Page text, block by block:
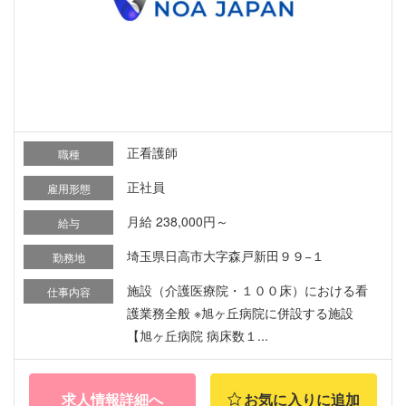
職種 正看護師
雇用形態 正社員
給与 月給 238,000円～
勤務地 埼玉県日高市大字森戸新田９９−１
仕事内容
施設（介護医療院・１００床）における看
護業務全般 ※旭ヶ丘病院に併設する施設
【旭ヶ丘病院 病床数１...
求人情報詳細へ お気に入りに追加